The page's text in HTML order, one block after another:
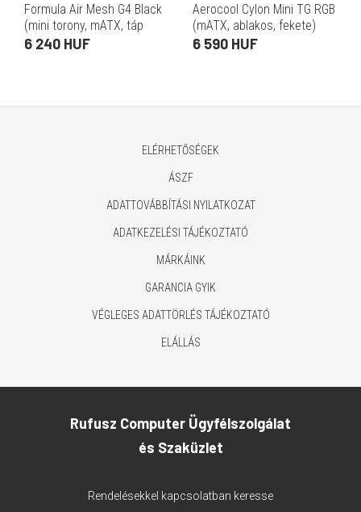
Formula Air Mesh G4 Black
(mini torony, mATX, táp
nélkül, fekete)
6 240 HUF
Aerocool Cylon Mini TG RGB
(mATX, ablakos, fekete)
6 590 HUF
ELÉRHETŐSÉGEK
ÁSZF
ADATTOVÁBBÍTÁSI NYILATKOZAT
ADATKEZELÉSI TÁJÉKOZTATÓ
MÁRKÁINK
GARANCIA GYIK
VÉGLEGES ADATTÖRLÉS TÁJÉKOZTATÓ
ELÁLLÁS
Rufusz Computer Ügyfélszolgálat
és Szaküzlet
Rendelésekkel kapcsolatban keresse